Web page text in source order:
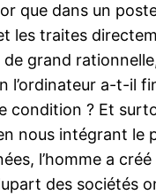
que dans un
les traites
de grand
l’ordinateur a-t-
condition ? Et
nous intégrant le
l’homme a
des sociétés